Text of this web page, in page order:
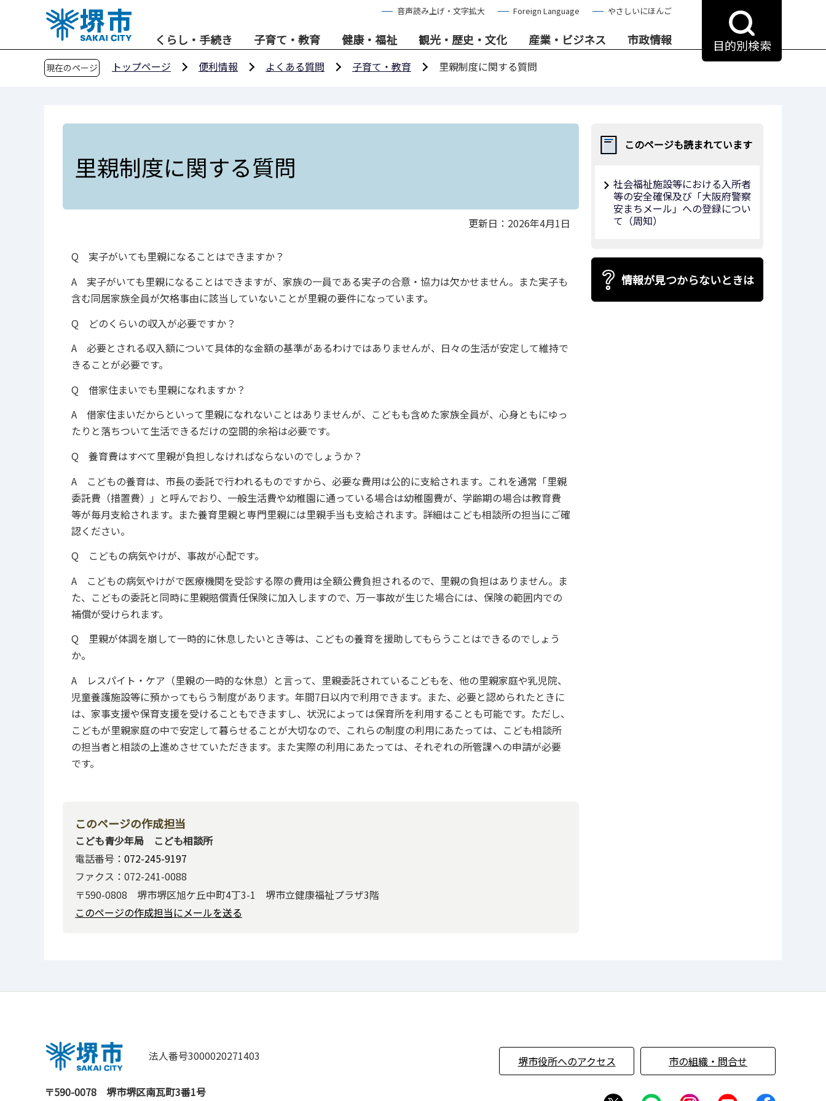
音声読み上げ・文字拡大 Foreign Language やさしいにほんご
くらし・手続き 子育て・教育 健康・福祉 観光・歴史・文化 産業・ビジネス 市政情報 目的別検索
現在のページ トップページ 便利情報 よくある質問 子育て・教育 里親制度に関する質問
里親制度に関する質問
更新日：2026年4月1日
Q 実子がいても里親になることはできますか？
A 実子がいても里親になることはできますが、家族の一員である実子の合意・協力は欠かせません。また実子も
含む同居家族全員が欠格事由に該当していないことが里親の要件になっています。
Q どのくらいの収入が必要ですか？
A 必要とされる収入額について具体的な金額の基準があるわけではありませんが、日々の生活が安定して維持で
きることが必要です。
Q 借家住まいでも里親になれますか？
A 借家住まいだからといって里親になれないことはありませんが、こどもも含めた家族全員が、心身ともにゆっ
たりと落ちついて生活できるだけの空間的余裕は必要です。
Q 養育費はすべて里親が負担しなければならないのでしょうか？
A こどもの養育は、市長の委託で行われるものですから、必要な費用は公的に支給されます。これを通常「里親
委託費（措置費）」と呼んでおり、一般生活費や幼稚園に通っている場合は幼稚園費が、学齢期の場合は教育費
等が毎月支給されます。また養育里親と専門里親には里親手当も支給されます。詳細はこども相談所の担当にご確
認ください。
Q こどもの病気やけが、事故が心配です。
A こどもの病気やけがで医療機関を受診する際の費用は全額公費負担されるので、里親の負担はありません。ま
た、こどもの委託と同時に里親賠償責任保険に加入しますので、万一事故が生じた場合には、保険の範囲内での
補償が受けられます。
Q 里親が体調を崩して一時的に休息したいとき等は、こどもの養育を援助してもらうことはできるのでしょう
か。
A レスパイト・ケア（里親の一時的な休息）と言って、里親委託されているこどもを、他の里親家庭や乳児院、
児童養護施設等に預かってもらう制度があります。年間7日以内で利用できます。また、必要と認められたときに
は、家事支援や保育支援を受けることもできますし、状況によっては保育所を利用することも可能です。ただし、
こどもが里親家庭の中で安定して暮らせることが大切なので、これらの制度の利用にあたっては、こども相談所
の担当者と相談の上進めさせていただきます。また実際の利用にあたっては、それぞれの所管課への申請が必要
です。
このページの作成担当
こども青少年局 こども相談所
電話番号： 072-245-9197
ファクス：072-241-0088
〒590-0808 堺市堺区旭ケ丘中町4丁3-1 堺市立健康福祉プラザ3階
このページの作成担当にメールを送る
このページも読まれています
社会福祉施設等における入所者
等の安全確保及び「大阪府警察
安まちメール」への登録につい
て（周知）
情報が見つからないときは
法人番号3000020271403
〒590-0078
堺市堺区南瓦町3番1号
堺市役所へのアクセス 市の組織・問合せ